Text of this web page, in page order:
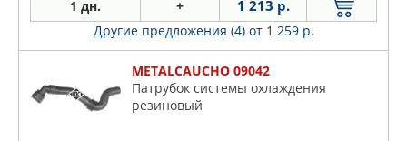
1 дн. + 1 213 р.
Другие предложения (4) от 1 259 р.
METALCAUCHO 09042
Патрубок системы охлаждения
резиновый